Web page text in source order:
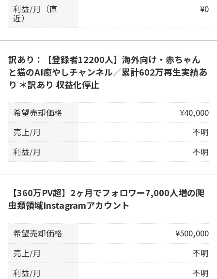
利益/月（直
近）
¥0
訳あり：【登録者12200人】海外向け・赤ちゃん
と猫のAI癒やしチャンネル／累計602万再生実績あ
り ＊訳あり 収益化停止
希望売却価格
¥40,000
売上/月
不明
利益/月
不明
【360万PV超】2ヶ月でフォロワー7,000人増の爬
虫類領域Instagramアカウント
希望売却価格
¥500,000
売上/月
不明
利益/月
不明